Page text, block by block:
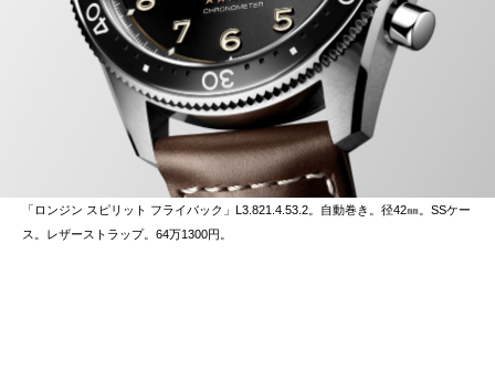
「ロンジン スピリット フライバック」L3.821.4.53.2。自動巻き。径42㎜。SSケー
ス。レザーストラップ。64万1300円。